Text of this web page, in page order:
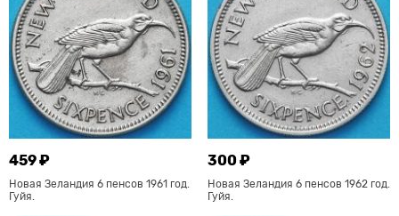
459 ₽
Новая Зеландия 6 пенсов 1961 год.
Гуйя.
300 ₽
Новая Зеландия 6 пенсов 1962 год.
Гуйя.